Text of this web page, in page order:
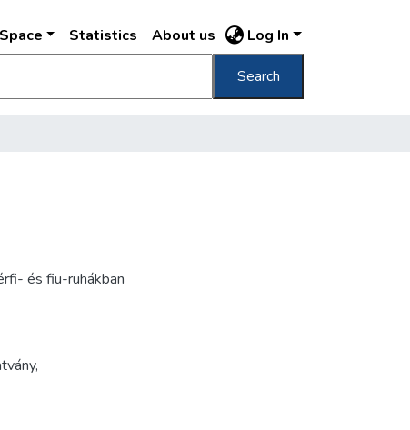
Statistics About us Log In
Search
és fiu-ruhákban
,